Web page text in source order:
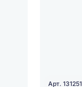
Арт. 131251